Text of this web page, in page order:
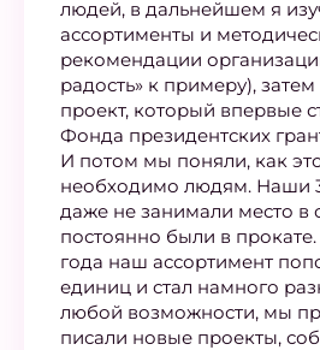
людей, в дальнейшем я
ассортименты и
рекомендации
радость» к примеру),
проект, который впервые
Фонда президентских
И потом мы поняли, как
необходимо людям. Наши
даже не занимали место в
постоянно были в прокате.
года наш ассортимент
единиц и стал намного
любой возможности, мы
писали новые проекты,